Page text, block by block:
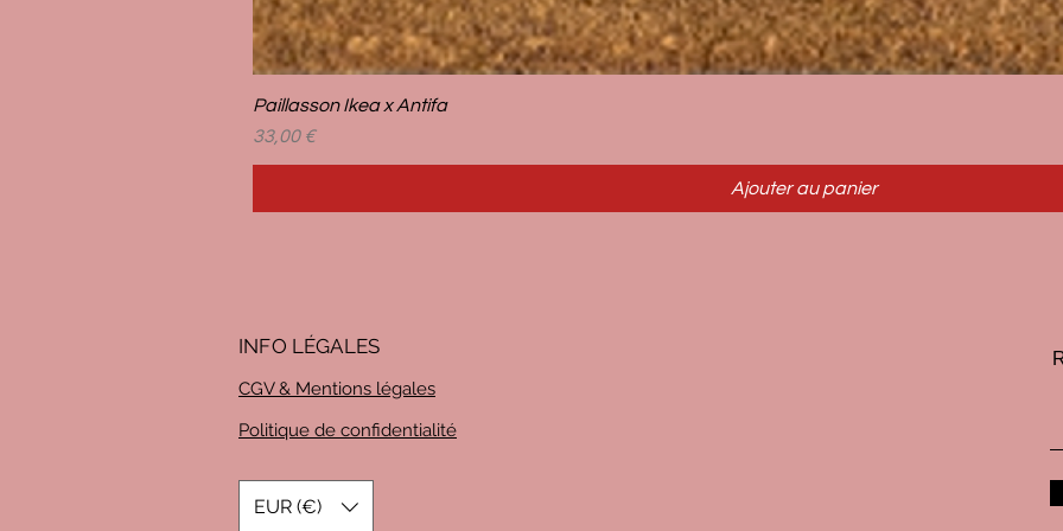
Paillasson Ikea x Antifa
Prix
33,00 €
Ajouter au panier
INFO LÉGALES
CGV & Mentions légales
Politique de confidentialité
EUR (€)